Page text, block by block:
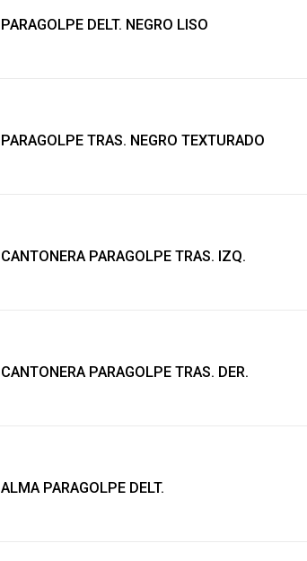
PARAGOLPE DELT. NEGRO LISO
PARAGOLPE TRAS. NEGRO TEXTURADO
CANTONERA PARAGOLPE TRAS. IZQ.
CANTONERA PARAGOLPE TRAS. DER.
ALMA PARAGOLPE DELT.